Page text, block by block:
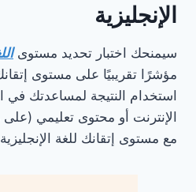
الإنجليزية
سيمنحك اختبار تحديد مستوى
مؤشرًا تقريبيًا على مستوى
استخدام النتيجة لمساعدتك في
الإنترنت أو محتوى تعليمي
مع مستوى إتقانك للغة